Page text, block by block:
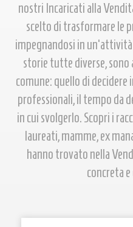
nostri Incaricati alla
scelto di trasformare le
impegnandosi in
storie tutte diverse, sono
comune: quello di
professionali, il tempo da
in cui svolgerlo. Scopri i
laureati, mamme, ex
hanno trovato nella
concreta